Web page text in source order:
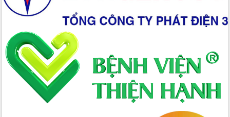
Xây dựng nền hành chính số đồng
hành cùng nông dân dân, doanh nghiệp
Giai đoạn 2026-2030, Đắk Lắk phấn
đấu có 77% xã đạt chuẩn nông thôn
mới
Chuyển đổi số 'mở đường' cho nông
nghiệp Đắk Lắk tăng trưởng bứt phá
Triển khai đồng bộ đo đạc, lập hồ sơ
địa chính, hoàn thiện cơ sở dữ liệu đất